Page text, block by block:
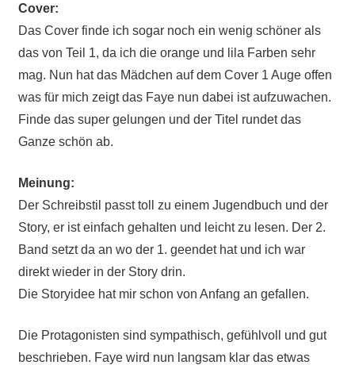
Cover:
Das Cover finde ich sogar noch ein wenig schöner als
das von Teil 1, da ich die orange und lila Farben sehr
mag. Nun hat das Mädchen auf dem Cover 1 Auge offen
was für mich zeigt das Faye nun dabei ist aufzuwachen.
Finde das super gelungen und der Titel rundet das
Ganze schön ab.
Meinung:
Der Schreibstil passt toll zu einem Jugendbuch und der
Story, er ist einfach gehalten und leicht zu lesen. Der 2.
Band setzt da an wo der 1. geendet hat und ich war
direkt wieder in der Story drin.
Die Storyidee hat mir schon von Anfang an gefallen.
Die Protagonisten sind sympathisch, gefühlvoll und gut
beschrieben. Faye wird nun langsam klar das etwas